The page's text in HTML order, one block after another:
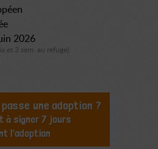
2026
et 3 sem. au refuge)
une adoption ?
à signer 7 jours
l'adoption